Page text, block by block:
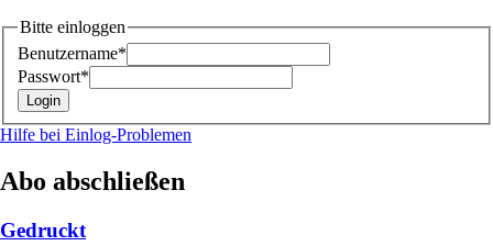
Bitte einloggen
Benutzername*
Passwort*
Hilfe bei Einlog-Problemen
Abo abschließen
Gedruckt